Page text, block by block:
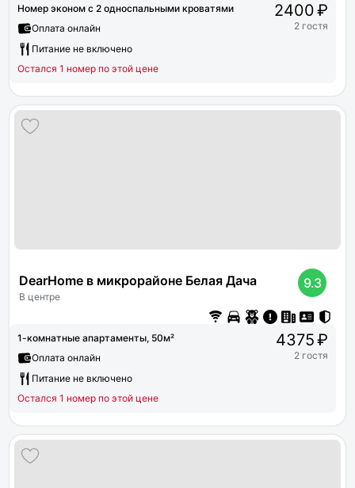
Номер эконом с 2 односпальными кроватями
Оплата онлайн
Питание не включено
Остался 1 номер по этой цене
2400 ₽
2 гостя
DearHome в микрорайоне Белая Дача
В центре
9.3
1-комнатные апартаменты, 50м²
Оплата онлайн
Питание не включено
Остался 1 номер по этой цене
4375 ₽
2 гостя